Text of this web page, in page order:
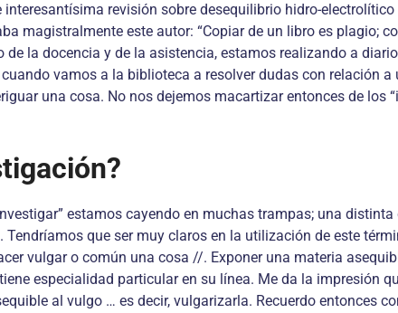
revisión sobre desequilibrio hidro-
magistralmente este autor: “Copiar de un libro es plagio;
la docencia y de la asistencia, estamos realizando a
vamos a la biblioteca a resolver dudas con relación
una cosa. No nos dejemos macartizar entonces de los
estamos cayendo en muchas trampas; una
que ser muy claros en la utilización de este
vulgar o común una cosa //. Exponer una materia
especialidad particular en su línea. Me da la impresión
al vulgo … es decir, vulgarizarla. Recuerdo entonces